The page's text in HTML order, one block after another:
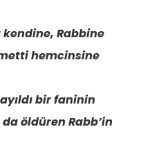
kendine, Rabbine
hemcinsine
bir faninin
öldüren Rabb’in